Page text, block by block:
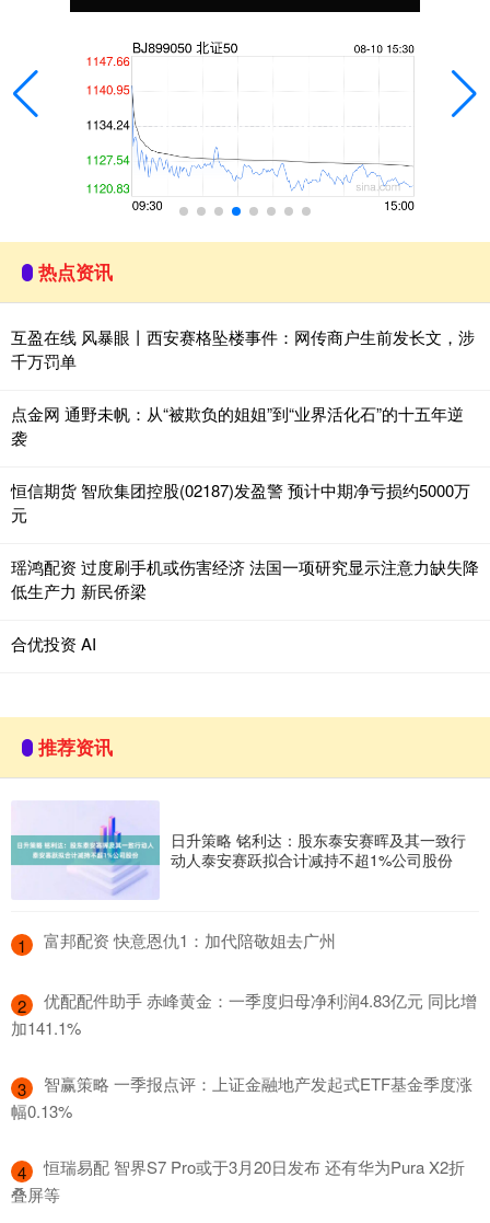
热点资讯
互盈在线 风暴眼丨西安赛格坠楼事件：网传商户生前发长文，涉
千万罚单
点金网 通野未帆：从“被欺负的姐姐”到“业界活化石”的十五年逆
袭
恒信期货 智欣集团控股(02187)发盈警 预计中期净亏损约5000万
元
瑶鸿配资 过度刷手机或伤害经济 法国一项研究显示注意力缺失降
低生产力 新民侨梁
合优投资 AI
推荐资讯
日升策略 铭利达：股东泰安赛晖及其一致行
动人泰安赛跃拟合计减持不超1%公司股份
1 ​富邦配资 快意恩仇1：加代陪敬姐去广州
2
​优配配件助手 赤峰黄金：一季度归母净利润4.83亿元 同比增
加141.1%
3
​智赢策略 一季报点评：上证金融地产发起式ETF基金季度涨
幅0.13%
4
​恒瑞易配 智界S7 Pro或于3月20日发布 还有华为Pura X2折
叠屏等